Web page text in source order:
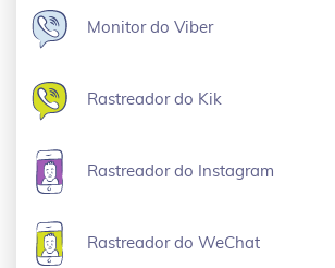
Monitor do Viber
Rastreador do Kik
Rastreador do Instagram
Rastreador do WeChat